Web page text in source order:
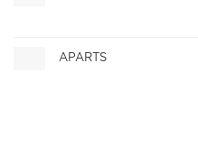
APARTS